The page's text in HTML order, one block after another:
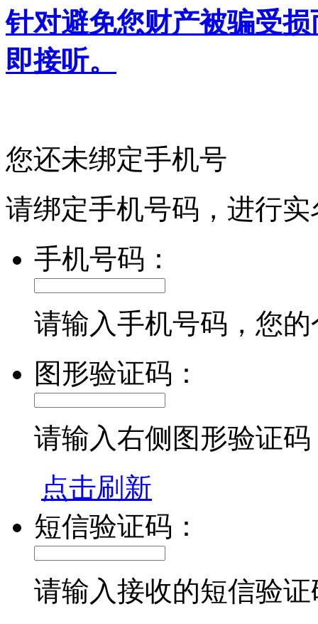
针对避免您财产被骗受
即接听。
您还未绑定手机号
请绑定手机号码，进行
手机号码：
请输入手机号码，您
图形验证码：
请输入右侧图形验证码
点击刷新
短信验证码：
请输入接收的短信验证